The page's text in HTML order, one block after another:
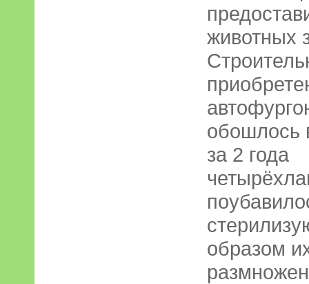
животных
обошлось
за 2 года
образом